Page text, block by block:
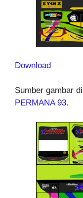
Download
Sumber gambar
PERMANA 93.